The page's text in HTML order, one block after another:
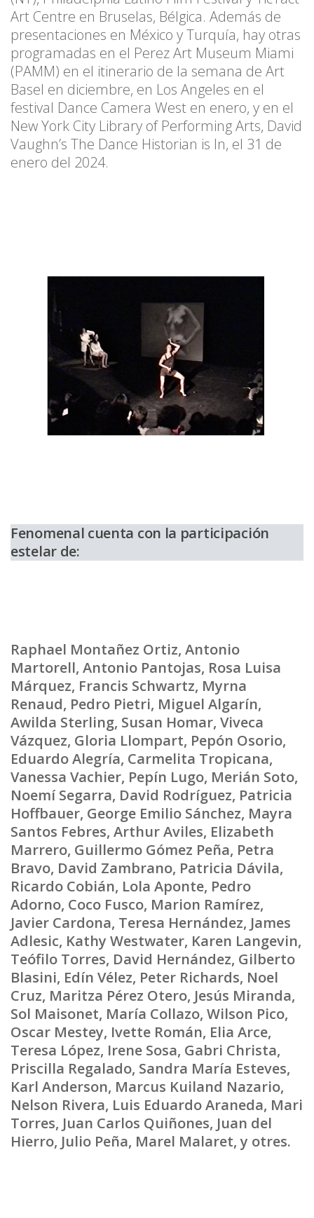
Art Centre en Bruselas, Bélgica. Además de
presentaciones en México y Turquía, hay otras
programadas en el Perez Art Museum Miami
(PAMM) en el itinerario de la semana de Art
Basel en diciembre, en Los Angeles en el
festival Dance Camera West en enero, y en el
New York City Library of Performing Arts, David
Vaughn’s The Dance Historian is In, el 31 de
enero del 2024.
Fenomenal cuenta con la participación
estelar de:
Raphael Montañez Ortiz, Antonio
Martorell, Antonio Pantojas, Rosa Luisa
Márquez, Francis Schwartz, Myrna
Renaud, Pedro Pietri, Miguel Algarín,
Awilda Sterling, Susan Homar, Viveca
Vázquez, Gloria Llompart, Pepón Osorio,
Eduardo Alegría, Carmelita Tropicana,
Vanessa Vachier, Pepín Lugo, Merián Soto,
Noemí Segarra, David Rodríguez, Patricia
Hoffbauer, George Emilio Sánchez, Mayra
Santos Febres, Arthur Aviles, Elizabeth
Marrero, Guillermo Gómez Peña, Petra
Bravo, David Zambrano, Patricia Dávila,
Ricardo Cobián, Lola Aponte, Pedro
Adorno, Coco Fusco, Marion Ramírez,
Javier Cardona, Teresa Hernández, James
Adlesic, Kathy Westwater, Karen Langevin,
Teófilo Torres, David Hernández, Gilberto
Blasini, Edín Vélez, Peter Richards, Noel
Cruz, Maritza Pérez Otero, Jesús Miranda,
Sol Maisonet, María Collazo, Wilson Pico,
Oscar Mestey, Ivette Román, Elia Arce,
Teresa López, Irene Sosa, Gabri Christa,
Priscilla Regalado, Sandra María Esteves,
Karl Anderson, Marcus Kuiland Nazario,
Nelson Rivera, Luis Eduardo Araneda, Mari
Torres, Juan Carlos Quiñones, Juan del
Hierro, Julio Peña, Marel Malaret, y otres.